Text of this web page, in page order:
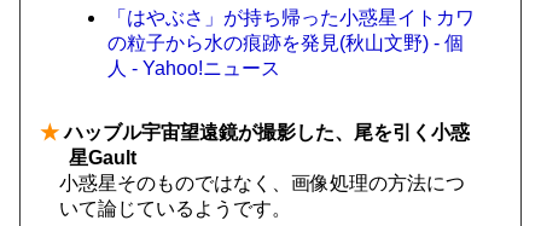
「はやぶさ」が持ち帰った小惑星イトカワ
の粒子から水の痕跡を発見(秋山文野) - 個
人 - Yahoo!ニュース
★ハッブル宇宙望遠鏡が撮影した、尾を引く小惑
星Gault
小惑星そのものではなく、画像処理の方法につ
いて論じているようです。